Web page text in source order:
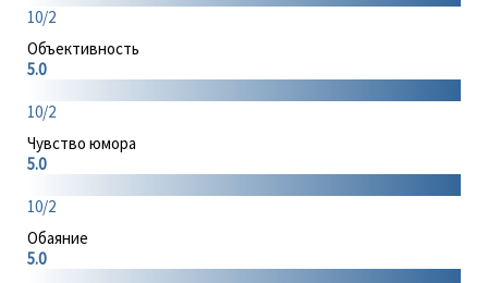
10/2
Объективность
5.0
10/2
Чувство юмора
5.0
10/2
Обаяние
5.0